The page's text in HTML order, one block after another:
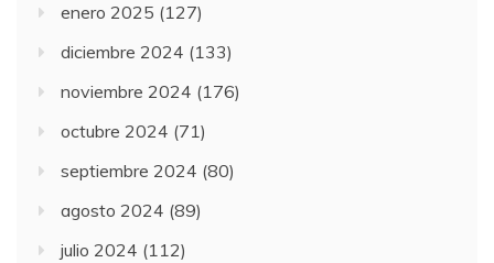
enero 2025 (127)
diciembre 2024 (133)
noviembre 2024 (176)
octubre 2024 (71)
septiembre 2024 (80)
agosto 2024 (89)
julio 2024 (112)